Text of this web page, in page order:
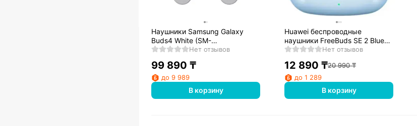
Наушники Samsung Galaxy
Buds4 White (SM-
R540NZWACIS)Нет отзывов
99 890 ₸
до 9 989
В корзину
Huawei беспроводные
наушники FreeBuds SE 2 Blue
(MSC007)
Нет отзывов
12 890 ₸20 990₸
до 1 289
В корзину